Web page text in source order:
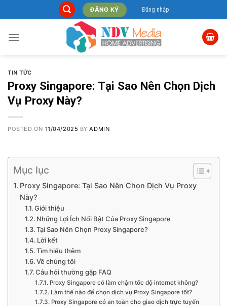
to
content
ĐĂNG KÝ Đăng nhập
TIN TỨC
Proxy Singapore: Tại Sao Nên Chọn Dịch
Vụ Proxy Này?
POSTED ON 11/04/2025 BYADMIN
Mục lục
Proxy Singapore: Tại Sao Nên Chọn Dịch Vụ Proxy
Này?
Giới thiệu
Những Lợi Ích Nổi Bật Của Proxy Singapore
Tại Sao Nên Chọn Proxy Singapore?
Lời kết
Tìm hiểu thêm
Về chúng tôi
Câu hỏi thường gặp FAQ
Proxy Singapore có làm chậm tốc độ internet không?
Làm thế nào để chọn dịch vụ Proxy Singapore tốt?
Proxy Singapore có an toàn cho giao dịch trực tuyến